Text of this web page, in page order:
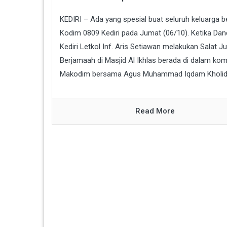
KEDIRI – Ada yang spesial buat seluruh keluarga
Kodim 0809 Kediri pada Jumat (06/10). Ketika
Kediri Letkol Inf. Aris Setiawan melakukan Salat
Berjamaah di Masjid Al Ikhlas berada di dalam
Makodim bersama Agus Muhammad Iqdam
Read More